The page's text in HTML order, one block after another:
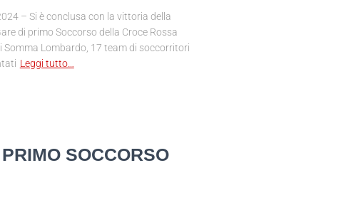
– Si è conclusa con la vittoria della
di primo Soccorso della Croce Rossa
Lombardo, 17 team di soccorritori
Leggi tutto…
SOCCORSO